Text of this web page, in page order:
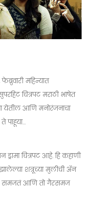
महिन्यात
चित्रपट मराठी भाषेत
येतील आणि मनोरंजनाचा
पाहूया…
चित्रपट आहे. हि कहाणी
शत्रूच्या मुलीची ॲन
समजतं आणि तो गैरसमज